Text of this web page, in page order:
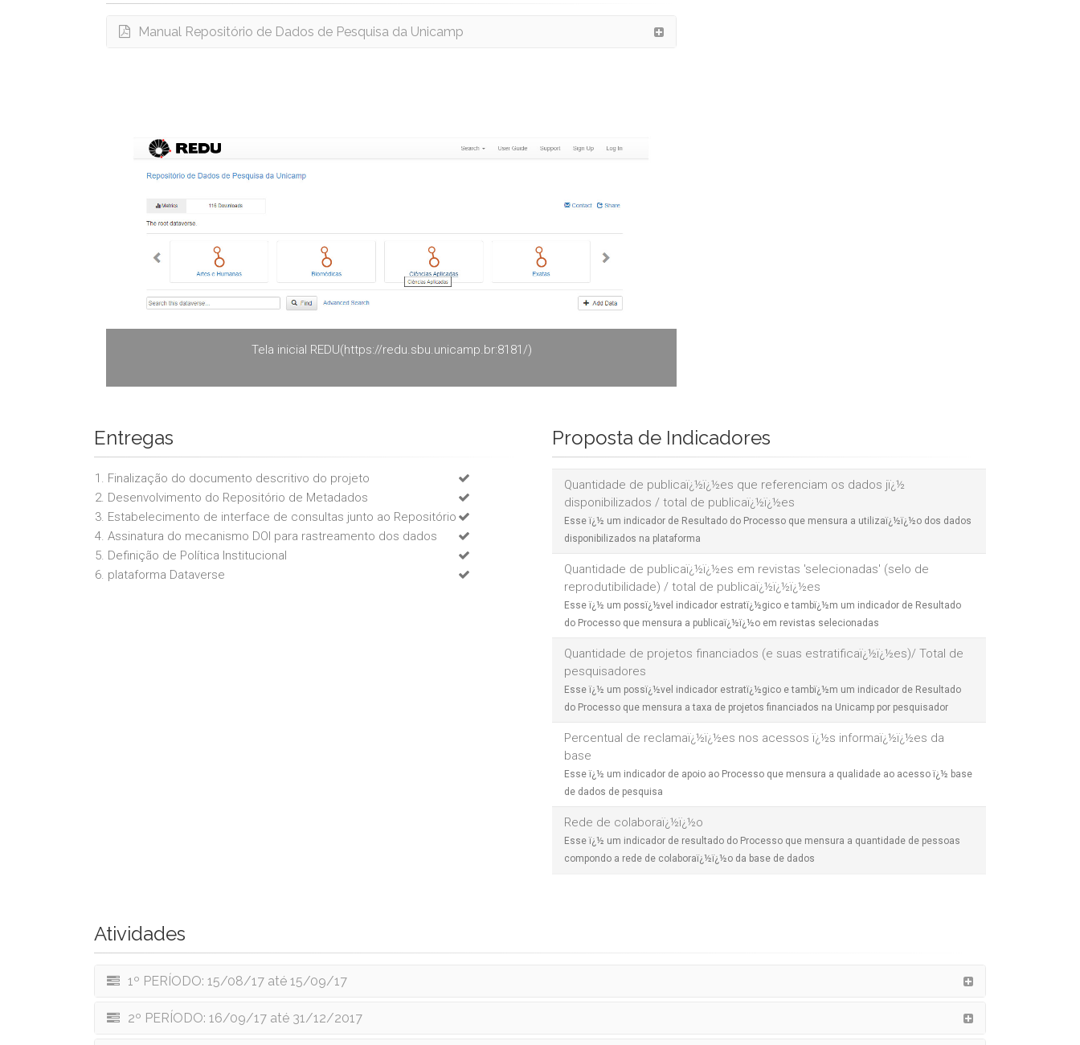
Manual Repositório de Dados de Pesquisa da Unicamp
Tela inicial REDU(https://redu.sbu.unicamp.br:8181/)
Entregas
1. Finalização do documento descritivo do projeto
2. Desenvolvimento do Repositório de Metadados
3. Estabelecimento de interface de consultas junto ao Repositório
4. Assinatura do mecanismo DOI para rastreamento dos dados
5. Definição de Política Institucional
6. plataforma Dataverse
Proposta de Indicadores
Quantidade de publicaï¿½ï¿½es que referenciam os dados jï¿½
disponibilizados / total de publicaï¿½ï¿½es
Esse ï¿½ um indicador de Resultado do Processo que mensura a utilizaï¿½ï¿½o dos dados
disponibilizados na plataforma
Quantidade de publicaï¿½ï¿½es em revistas 'selecionadas' (selo de
reprodutibilidade) / total de publicaï¿½ï¿½ï¿½es
Esse ï¿½ um possï¿½vel indicador estratï¿½gico e tambï¿½m um indicador de Resultado
do Processo que mensura a publicaï¿½ï¿½o em revistas selecionadas
Quantidade de projetos financiados (e suas estratificaï¿½ï¿½es)/ Total de
pesquisadores
Esse ï¿½ um possï¿½vel indicador estratï¿½gico e tambï¿½m um indicador de Resultado
do Processo que mensura a taxa de projetos financiados na Unicamp por pesquisador
Percentual de reclamaï¿½ï¿½es nos acessos ï¿½s informaï¿½ï¿½es da
base
Esse ï¿½ um indicador de apoio ao Processo que mensura a qualidade ao acesso ï¿½ base
de dados de pesquisa
Rede de colaboraï¿½ï¿½o
Esse ï¿½ um indicador de resultado do Processo que mensura a quantidade de pessoas
compondo a rede de colaboraï¿½ï¿½o da base de dados
Atividades
1º PERÍODO: 15/08/17 até 15/09/17
2º PERÍODO: 16/09/17 até 31/12/2017